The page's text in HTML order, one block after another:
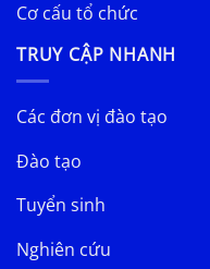
Cơ cấu tổ chức
TRUY CẬP NHANH
Các đơn vị đào tạo
Đào tạo
Tuyển sinh
Nghiên cứu